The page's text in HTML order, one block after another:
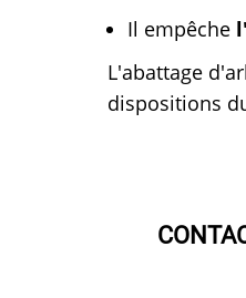
Il empêche
L'abattage
dispositions